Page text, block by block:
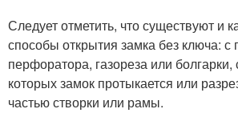
Следует отметить, что существуют и
способы открытия замка без ключа:
перфоратора, газореза или
которых замок протыкается или
частью створки или рамы.